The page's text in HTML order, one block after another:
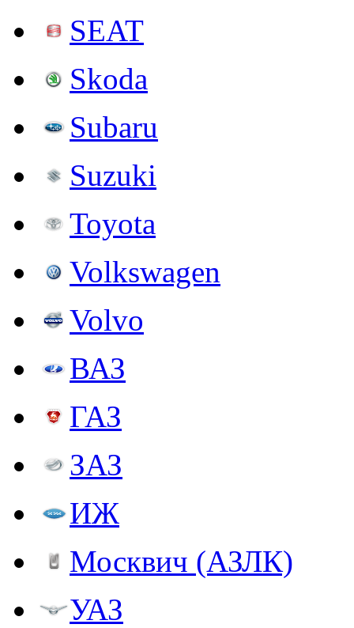
SEAT
Skoda
Subaru
Suzuki
Toyota
Volkswagen
Volvo
ВАЗ
ГАЗ
ЗАЗ
ИЖ
Москвич (АЗЛК)
УАЗ